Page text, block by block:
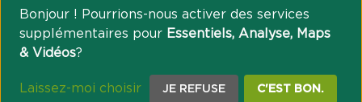
Bonjour ! Pourrions-nous activer des services
supplémentaires pour Essentiels, Analyse, Maps
& Vidéos?
Laissez-moi choisir JE REFUSE C'EST BON.